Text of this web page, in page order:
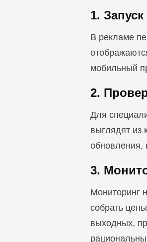
1.
В рекламе
мобильный
2.
Для
выглядят из
обновления,
3.
Мониторинг
собрать
выходных,